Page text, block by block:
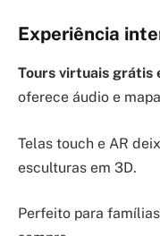
Experiência
Tours virtuais grátis
oferece áudio e
Telas touch e AR
esculturas em 3D.
Perfeito para